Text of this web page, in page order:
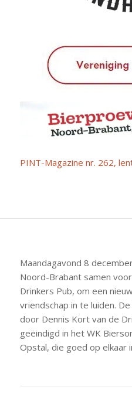
PINT-Magazine nr. 262,
Maandagavond 8
Noord-Brabant samen
Drinkers Pub, om een
vriendschap in te luiden.
door Dennis Kort van de
geëindigd in het WK
Opstal, die goed op elkaar